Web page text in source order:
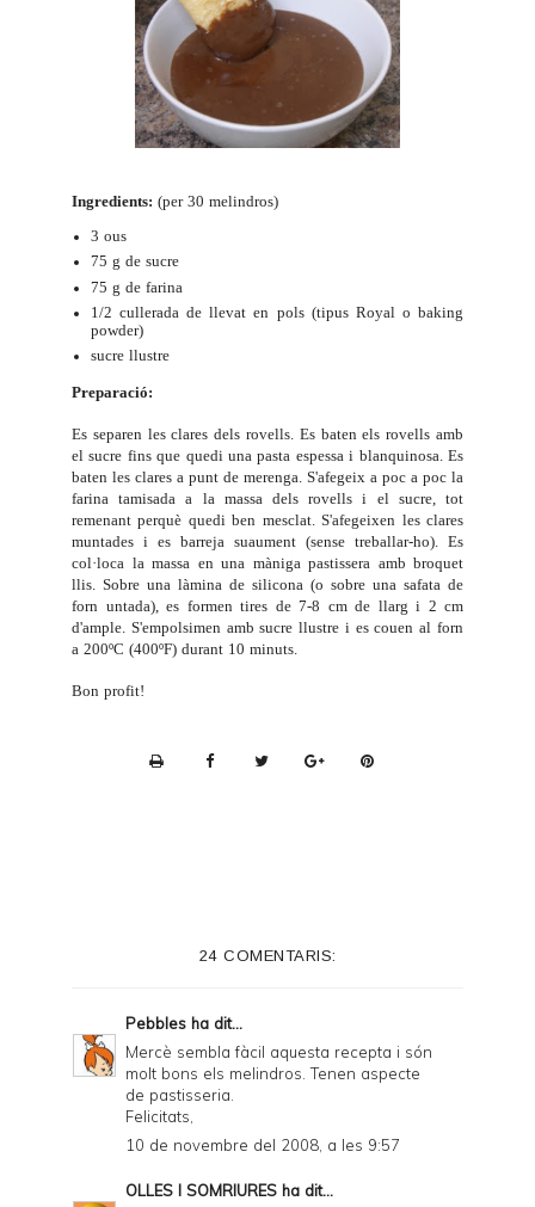
Ingredients: (per 30 melindros)
3 ous
75 g de sucre
75 g de farina
1/2 cullerada de llevat en pols (tipus Royal o baking
powder)
sucre llustre
Preparació:
Es separen les clares dels rovells. Es baten els rovells amb
el sucre fins que quedi una pasta espessa i blanquinosa. Es
baten les clares a punt de merenga. S'afegeix a poc a poc la
farina tamisada a la massa dels rovells i el sucre, tot
remenant perquè quedi ben mesclat. S'afegeixen les clares
muntades i es barreja suaument (sense treballar-ho). Es
col·loca la massa en una màniga pastissera amb broquet
llis. Sobre una làmina de silicona (o sobre una safata de
forn untada), es formen tires de 7-8 cm de llarg i 2 cm
d'ample. S'empolsimen amb sucre llustre i es couen al forn
a 200ºC (400ºF) durant 10 minuts.
Bon profit!
i
e
n
d
24 COMENTARIS:
Pebbles ha dit...
Mercè sembla fàcil aquesta recepta i són
molt bons els melindros. Tenen aspecte
de pastisseria.
Felicitats,
10 de novembre del 2008, a les 9:57
OLLES I SOMRIURES ha dit...